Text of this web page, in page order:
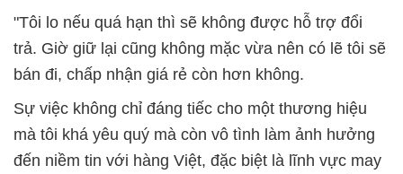
"Tôi lo nếu quá hạn thì sẽ không được hỗ trợ đổi
trả. Giờ giữ lại cũng không mặc vừa nên có lẽ tôi sẽ
bán đi, chấp nhận giá rẻ còn hơn không.
Sự việc không chỉ đáng tiếc cho một thương hiệu
mà tôi khá yêu quý mà còn vô tình làm ảnh hưởng
đến niềm tin với hàng Việt, đặc biệt là lĩnh vực may